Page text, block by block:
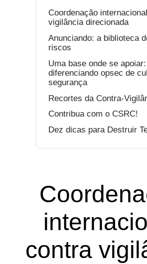
Coordenação
vigilância direcionada
Anunciando: a biblioteca
riscos
Uma base onde se apoiar:
diferenciando opsec de
segurança
Recortes da Contra-
Contribua com o CSRC!
Dez dicas para Destruir
contra